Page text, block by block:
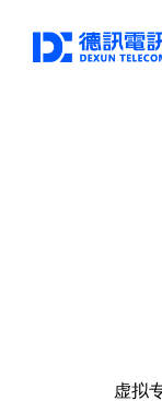
虚拟